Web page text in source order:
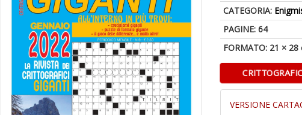
CATEGORIA:
PAGINE: 64
FORMATO: 21 × 28
VERSIONE